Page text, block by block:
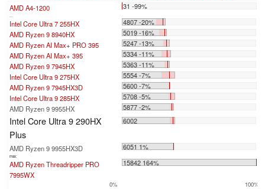
AMD A4-1200 31 -99%
...
Intel Core Ultra 7 255HX
4807 -20%
AMD Ryzen 9 8940HX
5019 -16%
AMD Ryzen AI Max+ PRO 395
5247 -13%
AMD Ryzen AI Max+ 395
5334 -11%
AMD Ryzen 9 7945HX
5363 -11%
Intel Core Ultra 9 275HX
5554 -7%
AMD Ryzen 9 7945HX3D
5600 -7%
Intel Core Ultra 9 285HX
5708 -5%
AMD Ryzen 9 9955HX
5877 -2%
Intel Core Ultra 9 290HX
Plus
6002
AMD Ryzen 9 9955HX3D 6051 1%
max:
AMD Ryzen Threadripper PRO
7995WX
15842 164%
0% 100%